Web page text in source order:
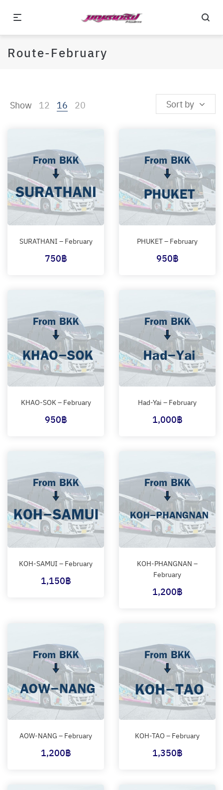
Route-February
Show 12 16 20 Sort by
SURATHANI – February
750฿
PHUKET – February
950฿
KHAO-SOK – February
950฿
Had-Yai – February
1,000฿
KOH-SAMUI – February
1,150฿
KOH-PHANGNAN –
February
1,200฿
AOW-NANG – February
1,200฿
KOH-TAO – February
1,350฿